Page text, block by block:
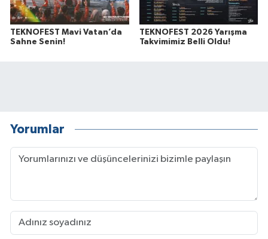
TEKNOFEST Mavi Vatan’da
Sahne Senin!
TEKNOFEST 2026 Yarışma
Takvimimiz Belli Oldu!
Yorumlar